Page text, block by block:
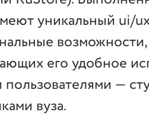
уникальный ui/
возможности,
его удобное
—
вуза.